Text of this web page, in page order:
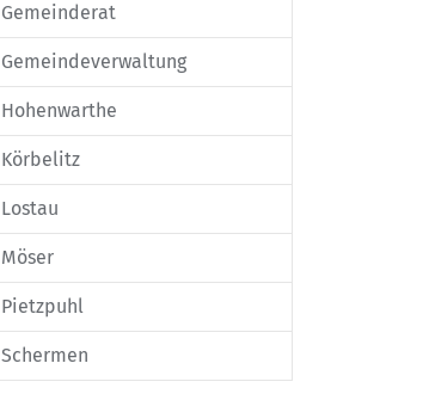
Gemeinderat
Gemeindeverwaltung
Hohenwarthe
Körbelitz
Lostau
Möser
Pietzpuhl
Schermen